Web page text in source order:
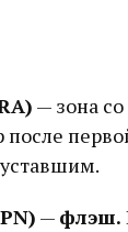
— зона
— флэш.